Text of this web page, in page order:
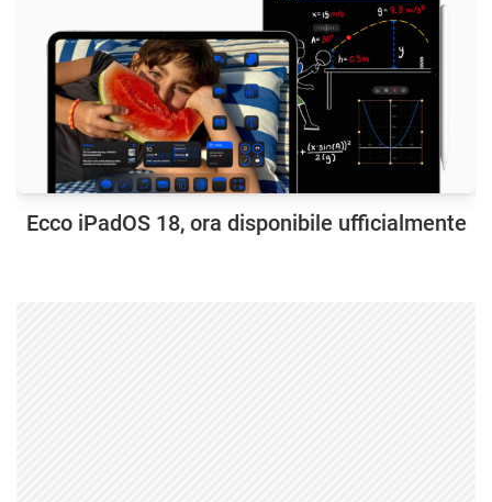
Ecco iPadOS 18, ora disponibile ufficialmente